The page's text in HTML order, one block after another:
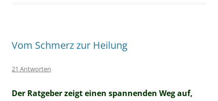
Vom Schmerz zur Heilung
21 Antworten
Der Ratgeber zeigt einen spannenden Weg auf,